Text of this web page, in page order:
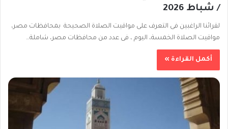
/ شباط 2026
لقرائنا الراغبين فى التعرف على مواقيت الصلاة الصحيحة بمحافظات مصر،
مواقيت الصلاة الخمسة، اليوم ، فى عدد من محافظات مصر، شاملة…
أكمل القراءة »